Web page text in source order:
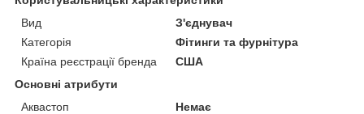
Вид
З'єднувач
Категорія
Фітинги та фурнітура
Країна реєстрації бренда
США
Основні атрибути
Аквастоп
Немає